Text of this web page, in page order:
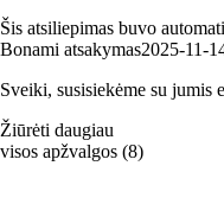
Šis atsiliepimas buvo
Bonami atsakymas
Sveiki, susisiekėme su jumis
Žiūrėti daugiau
visos apžvalgos (8)